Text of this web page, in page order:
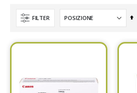
FILTER